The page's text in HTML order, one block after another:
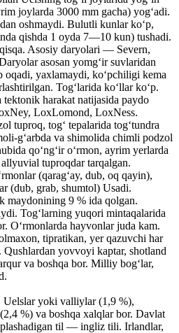
joylarda 3000 mm gacha) yogʻadi.
oshmaydi. Bulutli kunlar koʻp,
qishda 1 oyda 7—10 kun) tushadi.
Asosiy daryolari — Severn,
asosan yomgʻir suvlaridan
oqadi, yaxlamaydi, koʻpchiligi kema
Togʻlarida koʻllar koʻp.
harakat natijasida paydo
LoxLomond, LoxNess.
tuproq, togʻ tepalarida togʻtundra
gʻarbda va shimolida chimli podzol
qoʻngʻir oʻrmon, ayrim yerlarda
tuproqdar tarqalgan.
(qaragʻay, dub, oq qayin),
(dub, grab, shumtol) Usadi.
maydonining 9 % ida qolgan.
Togʻlarning yuqori mintaqalarida
Oʻrmonlarda hayvonlar juda kam.
tipratikan, yer qazuvchi har
yovvoyi kaptar, shotland
va boshqa bor. Milliy bogʻlar,
yoki valliylar (1,9 %),
%) va boshqa xalqlar bor. Davlat
til — ingliz tili. Irlandlar,